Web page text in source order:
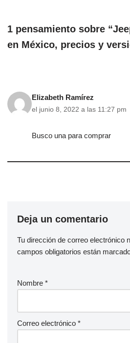
1 pensamiento sobre
en México, precios y
Elizabeth Ramírez
el junio 8, 2022 a las 11:27 pm
Busco una para comprar
Deja un comentario
Tu dirección de correo electrónico
campos obligatorios están
Nombre *
Correo electrónico *